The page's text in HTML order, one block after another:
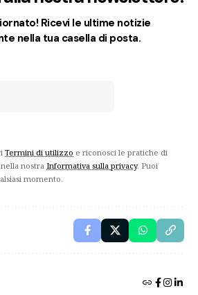
Ricevi le ultime notizie
nella tua casella di posta.
Termini di utilizzo e riconosci le pratiche di
nostra Informativa sulla privacy. Puoi
momento.